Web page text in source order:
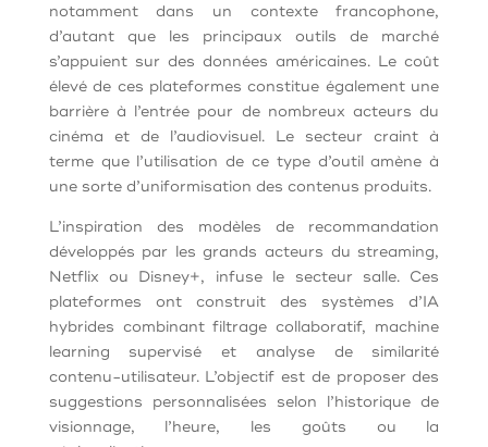
notamment dans un contexte francophone,
d’autant que les principaux outils de marché
s’appuient sur des données américaines. Le coût
élevé de ces plateformes constitue également une
barrière à l’entrée pour de nombreux acteurs du
cinéma et de l’audiovisuel. Le secteur craint à
terme que l’utilisation de ce type d’outil amène à
une sorte d’uniformisation des contenus produits.
L’inspiration des modèles de recommandation
développés par les grands acteurs du streaming,
Netflix ou Disney+, infuse le secteur salle. Ces
plateformes ont construit des systèmes d’IA
hybrides combinant filtrage collaboratif, machine
learning supervisé et analyse de similarité
contenu-utilisateur. L’objectif est de proposer des
suggestions personnalisées selon l’historique de
visionnage, l’heure, les goûts ou la